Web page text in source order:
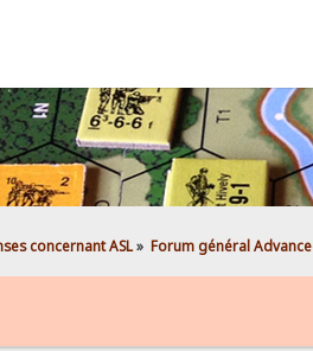
concernant ASL» Forum général